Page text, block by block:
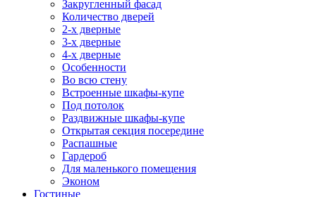
Закругленный фасад
Количество дверей
2-х дверные
3-х дверные
4-х дверные
Особенности
Во всю стену
Встроенные шкафы-купе
Под потолок
Раздвижные шкафы-купе
Открытая секция посередине
Распашные
Гардероб
Для маленького помещения
Эконом
Гостиные